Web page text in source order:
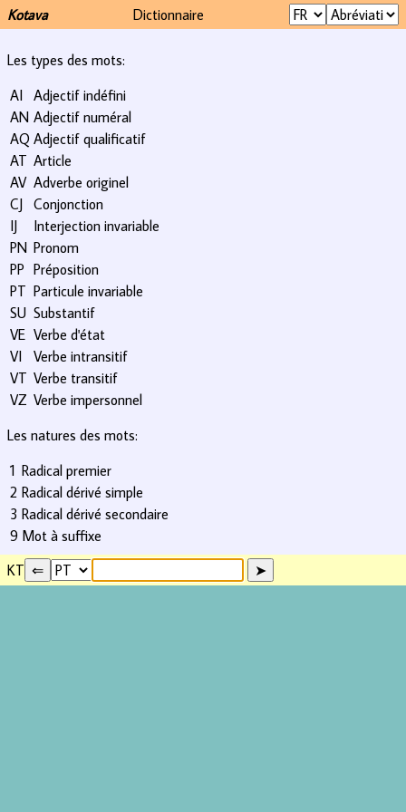
Kotava Dictionnaire
Les types des mots:
AI Adjectif indéfini
AN Adjectif numéral
AQ Adjectif qualificatif
AT Article
AV Adverbe originel
CJ Conjonction
IJ
Interjection invariable
PN Pronom
PP Préposition
PT Particule invariable
SU Substantif
VE Verbe d'état
VI
Verbe intransitif
VT Verbe transitif
VZ Verbe impersonnel
Les natures des mots:
1 Radical premier
2 Radical dérivé simple
3 Radical dérivé secondaire
9 Mot à suffixe
KT